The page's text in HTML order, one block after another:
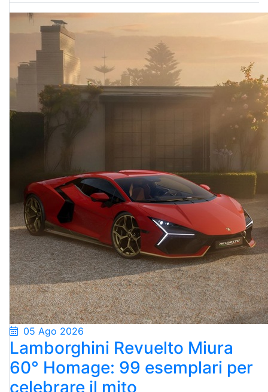
05 Ago 2026
Lamborghini Revuelto Miura
60° Homage: 99 esemplari per
celebrare il mito